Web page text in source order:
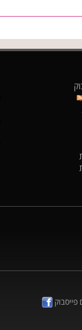
פייסבוק